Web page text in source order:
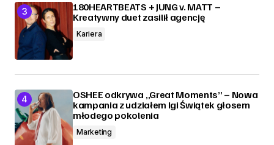
180HEARTBEATS + JUNG v. MATT –
Kreatywny duet zasilił agencję
Kariera
OSHEE odkrywa „Great Moments” – Nowa
kampania z udziałem Igi Świątek głosem
młodego pokolenia
Marketing